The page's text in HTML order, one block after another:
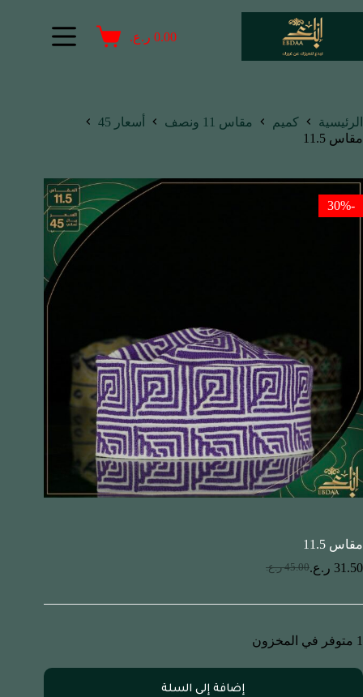
0.00 ر.ع.
الرئيسية كميم مقاس 11 ونصف
أسعار 45
مقاس 11.5
-30%
مقاس 11.5
45.00 ر.ع. 31.50 ر.ع.
1 متوفر في المخزون
إضافة إلى السلة